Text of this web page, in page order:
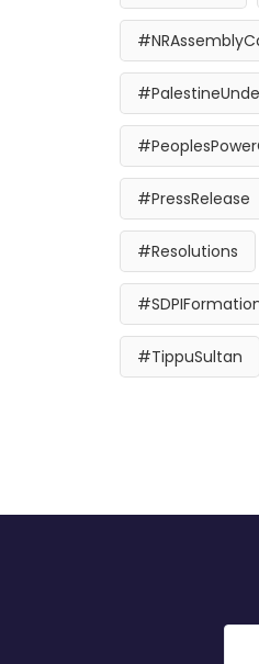
#PressRelease
#Resolutions
#TippuSultan